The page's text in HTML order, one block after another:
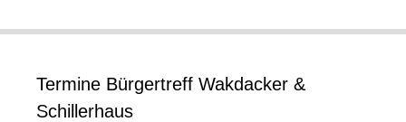
Termine Bürgertreff Wakdacker &
Schillerhaus